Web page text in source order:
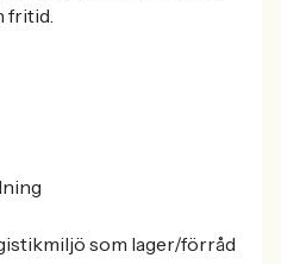
fritid.
som lager/förråd